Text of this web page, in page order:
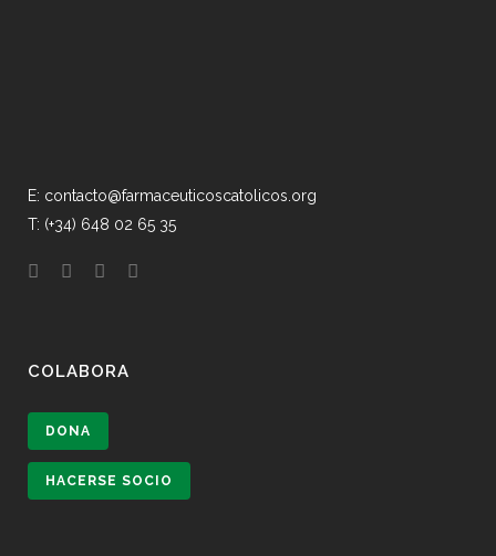
E: contacto@farmaceuticoscatolicos.org
T: (+34) 648 02 65 35
COLABORA
DONA
HACERSE SOCIO